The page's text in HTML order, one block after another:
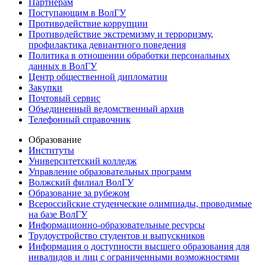
Партнерам
Поступающим в ВолГУ
Противодействие коррупции
Противодействие экстремизму и терроризму,
профилактика девиантного поведения
Политика в отношении обработки персональных
данных в ВолГУ
Центр общественной дипломатии
Закупки
Почтовый сервис
Объединенный ведомственный архив
Телефонный справочник
Образование
Институты
Университетский колледж
Управление образовательных программ
Волжский филиал ВолГУ
Образование за рубежом
Всероссийские студенческие олимпиады, проводимые
на базе ВолГУ
Информационно-образовательные ресурсы
Трудоустройство студентов и выпускников
Информация о доступности высшего образования для
инвалидов и лиц с ограниченными возможностями